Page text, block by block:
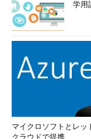
学用
マイクロソフトとレッ
クラウドで提携